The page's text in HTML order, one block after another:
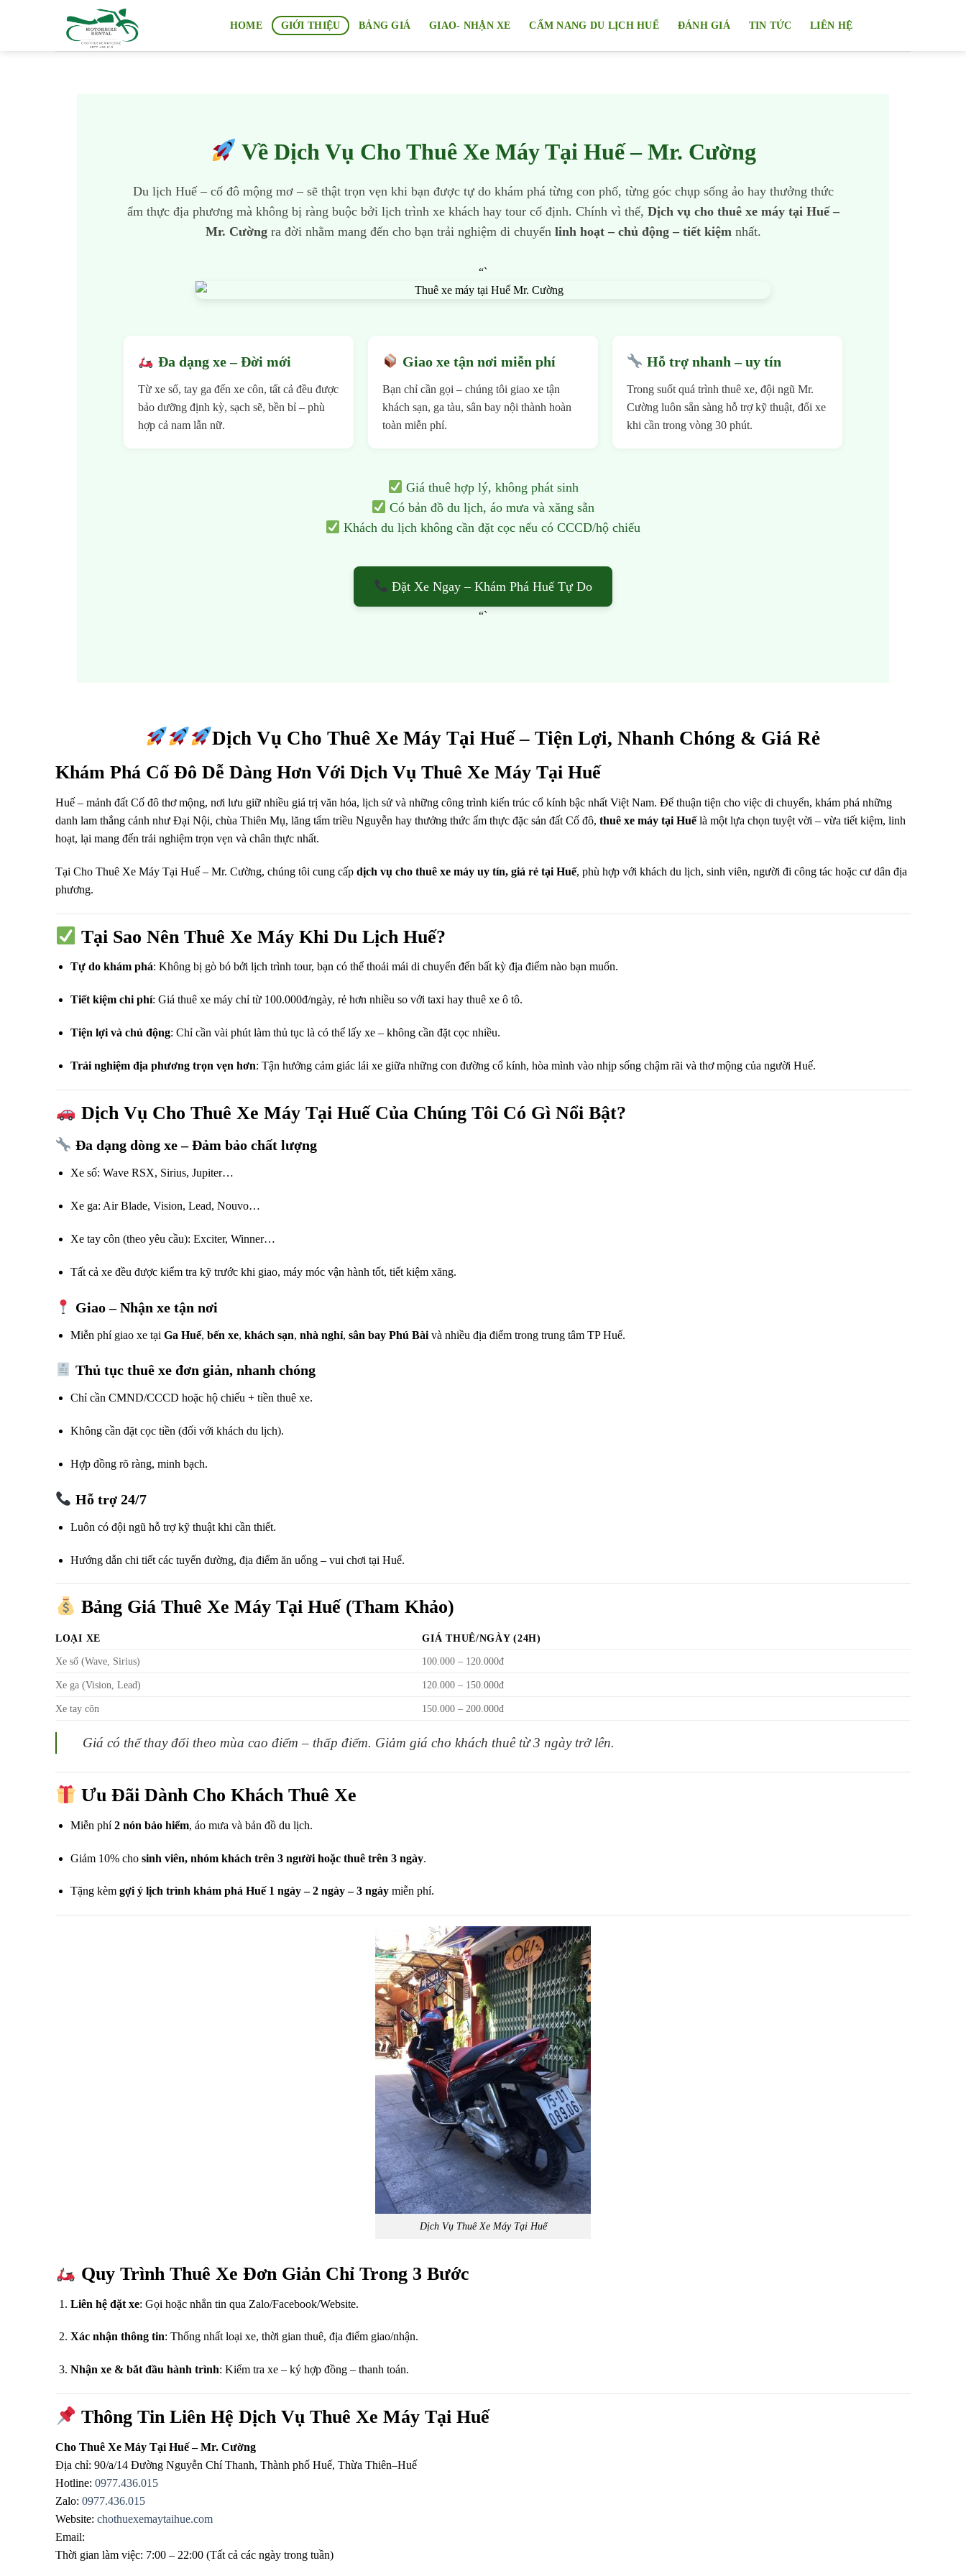
HOME GIỚI THIỆU BẢNG GIÁ GIAO- NHẬN XE CẨM NANG DU LỊCH HUẾ ĐÁNH GIÁ TIN TỨC LIÊN HỆ
Về Dịch Vụ Cho Thuê Xe Máy Tại Huế – Mr. Cường
Du lịch Huế – cố đô mộng mơ – sẽ thật trọn vẹn khi bạn được tự do khám phá từng con phố, từng góc chụp sống ảo hay thưởng thức
ẩm thực địa phương mà không bị ràng buộc bởi lịch trình xe khách hay tour cố định. Chính vì thế, Dịch vụ cho thuê xe máy tại Huế –
Mr. Cườngra đời nhằm mang đến cho bạn trải nghiệm di chuyển linh hoạt – chủ động – tiết kiệmnhất.
“`
Đa dạng xe – Đời mới
Từ xe số, tay ga đến xe côn, tất cả đều được
bảo dưỡng định kỳ, sạch sẽ, bền bỉ – phù
hợp cả nam lẫn nữ.
Giao xe tận nơi miễn phí
Bạn chỉ cần gọi – chúng tôi giao xe tận
khách sạn, ga tàu, sân bay nội thành hoàn
toàn miễn phí.
Hỗ trợ nhanh – uy tín
Trong suốt quá trình thuê xe, đội ngũ Mr.
Cường luôn sẵn sàng hỗ trợ kỹ thuật, đổi xe
khi cần trong vòng 30 phút.
Giá thuê hợp lý, không phát sinh
Có bản đồ du lịch, áo mưa và xăng sẵn
Khách du lịch không cần đặt cọc nếu có CCCD/hộ chiếu
Đặt Xe Ngay – Khám Phá Huế Tự Do
“`
Dịch Vụ Cho Thuê Xe Máy Tại Huế – Tiện Lợi, Nhanh Chóng & Giá Rẻ
Khám Phá Cố Đô Dễ Dàng Hơn Với Dịch Vụ Thuê Xe Máy Tại Huế
Huế – mảnh đất Cố đô thơ mộng, nơi lưu giữ nhiều giá trị văn hóa, lịch sử và những công trình kiến trúc cổ kính bậc nhất Việt Nam. Để thuận tiện cho việc di chuyển, khám phá những
danh lam thắng cảnh như Đại Nội, chùa Thiên Mụ, lăng tẩm triều Nguyễn hay thưởng thức ẩm thực đặc sản đất Cố đô, thuê xe máy tại Huếlà một lựa chọn tuyệt vời – vừa tiết kiệm, linh
hoạt, lại mang đến trải nghiệm trọn vẹn và chân thực nhất.
Tại Cho Thuê Xe Máy Tại Huế – Mr. Cường, chúng tôi cung cấp dịch vụ cho thuê xe máy uy tín, giá rẻ tại Huế, phù hợp với khách du lịch, sinh viên, người đi công tác hoặc cư dân địa
phương.
Tại Sao Nên Thuê Xe Máy Khi Du Lịch Huế?
Tự do khám phá: Không bị gò bó bởi lịch trình tour, bạn có thể thoải mái di chuyển đến bất kỳ địa điểm nào bạn muốn.
Tiết kiệm chi phí: Giá thuê xe máy chỉ từ 100.000đ/ngày, rẻ hơn nhiều so với taxi hay thuê xe ô tô.
Tiện lợi và chủ động: Chỉ cần vài phút làm thủ tục là có thể lấy xe – không cần đặt cọc nhiều.
Trải nghiệm địa phương trọn vẹn hơn: Tận hưởng cảm giác lái xe giữa những con đường cổ kính, hòa mình vào nhịp sống chậm rãi và thơ mộng của người Huế.
Dịch Vụ Cho Thuê Xe Máy Tại Huế Của Chúng Tôi Có Gì Nổi Bật?
Đa dạng dòng xe – Đảm bảo chất lượng
Xe số: Wave RSX, Sirius, Jupiter…
Xe ga: Air Blade, Vision, Lead, Nouvo…
Xe tay côn (theo yêu cầu): Exciter, Winner…
Tất cả xe đều được kiểm tra kỹ trước khi giao, máy móc vận hành tốt, tiết kiệm xăng.
Giao – Nhận xe tận nơi
Miễn phí giao xe tại Ga Huế, bến xe, khách sạn, nhà nghỉ, sân bay Phú Bàivà nhiều địa điểm trong trung tâm TP Huế.
Thủ tục thuê xe đơn giản, nhanh chóng
Chỉ cần CMND/CCCD hoặc hộ chiếu + tiền thuê xe.
Không cần đặt cọc tiền (đối với khách du lịch).
Hợp đồng rõ ràng, minh bạch.
Hỗ trợ 24/7
Luôn có đội ngũ hỗ trợ kỹ thuật khi cần thiết.
Hướng dẫn chi tiết các tuyến đường, địa điểm ăn uống – vui chơi tại Huế.
Bảng Giá Thuê Xe Máy Tại Huế (Tham Khảo)
LOẠI XE
GIÁ THUÊ/NGÀY (24H)
Xe số (Wave, Sirius)
100.000 – 120.000đ
Xe ga (Vision, Lead) 120.000 – 150.000đ
Xe tay côn 150.000 – 200.000đ
Giá có thể thay đổi theo mùa cao điểm – thấp điểm. Giảm giá cho khách thuê từ 3 ngày trở lên.
Ưu Đãi Dành Cho Khách Thuê Xe
Miễn phí2 nón bảo hiểm, áo mưa và bản đồ du lịch.
Giảm 10% cho sinh viên, nhóm khách trên 3 người hoặc thuê trên 3 ngày.
Tặng kèm gợi ý lịch trình khám phá Huế 1 ngày – 2 ngày – 3 ngàymiễn phí.
Dịch Vụ Thuê Xe Máy Tại Huế
Quy Trình Thuê Xe Đơn Giản Chỉ Trong 3 Bước
Liên hệ đặt xe: Gọi hoặc nhắn tin qua Zalo/Facebook/Website.
Xác nhận thông tin: Thống nhất loại xe, thời gian thuê, địa điểm giao/nhận.
Nhận xe & bắt đầu hành trình: Kiểm tra xe – ký hợp đồng – thanh toán.
Thông Tin Liên Hệ Dịch Vụ Thuê Xe Máy Tại Huế
Cho Thuê Xe Máy Tại Huế – Mr. Cường
Địa chỉ: 90/a/14 Đường Nguyễn Chí Thanh, Thành phố Huế, Thừa Thiên–Huế
Hotline: 0977.436.015
Zalo: 0977.436.015
Website: chothuexemaytaihue.com
Email:
Thời gian làm việc: 7:00 – 22:00 (Tất cả các ngày trong tuần)